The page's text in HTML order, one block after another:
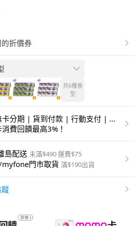
折價券
共6種香
型
分期 | 貨到付款 | 行動支付 | 超
| 銀聯卡
費回饋最高3%！
島配送 未滿$490 運費$75
門市取貨 滿$190出貨